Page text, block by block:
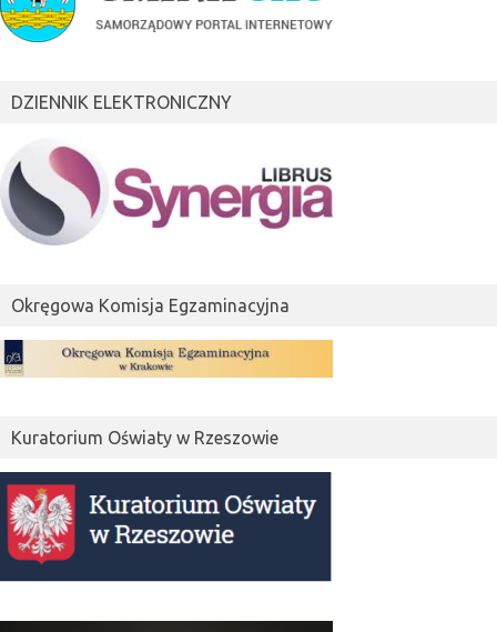
DZIENNIK ELEKTRONICZNY
Okręgowa Komisja Egzaminacyjna
Kuratorium Oświaty w Rzeszowie